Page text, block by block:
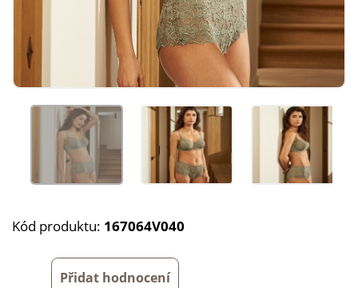
Kód produktu: 167064V040
Přidat hodnocení